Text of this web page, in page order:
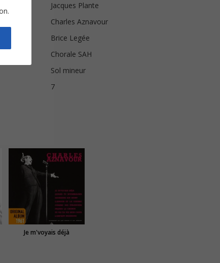
Jacques Plante
Charles Aznavour
Brice Legée
Chorale SAH
Sol mineur
7
Je m'voyais déjà